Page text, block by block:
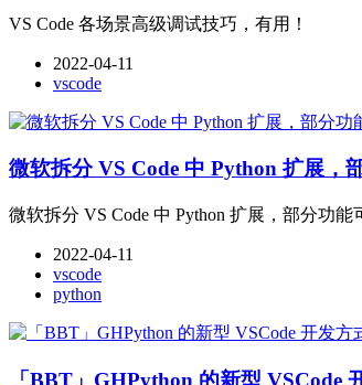
VS Code 各场景高级调试技巧，有用！
2022-04-11
vscode
微软拆分 VS Code 中 Python 扩展，
微软拆分 VS Code 中 Python 扩展，部分功能
2022-04-11
vscode
python
「BBT」GHPython 的新型 VSCode